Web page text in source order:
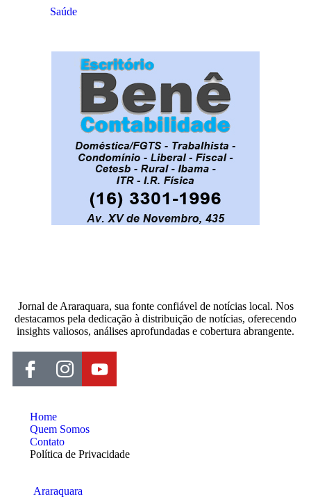
Saúde
Jornal de Araraquara, sua fonte confiável de notícias local. Nos
destacamos pela dedicação à distribuição de notícias, oferecendo
insights valiosos, análises aprofundadas e cobertura abrangente.
Home
Quem Somos
Contato
Política de Privacidade
Araraquara